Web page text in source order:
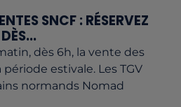
SNCF : RÉSERVEZ
dès 6h, la vente des
estivale. Les TGV
normands Nomad